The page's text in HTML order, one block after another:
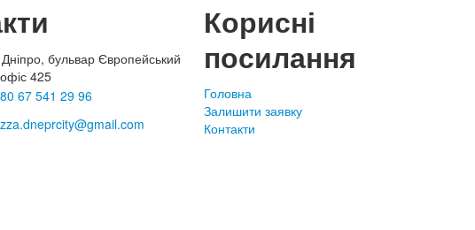
бульвар Європейський
425
67 541 29 96
Корисні
посилання
Головна
Залишити заявку
Контакти